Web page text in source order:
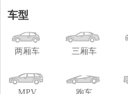
车型
两厢车 三厢车